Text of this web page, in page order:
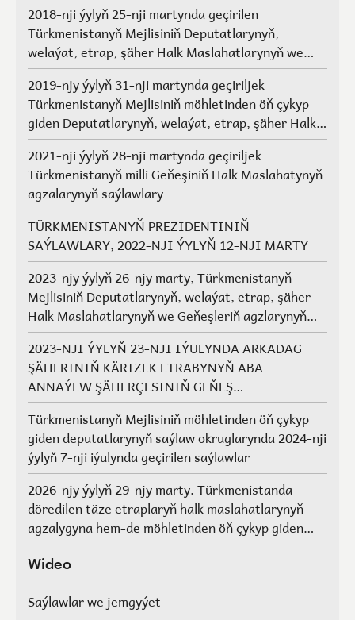
2018-nji ýylyň 25-nji martynda geçirilen
Türkmenistanyň Mejlisiniň Deputatlarynyň,
welaýat, etrap, şäher Halk Maslahatlarynyň we
Geňeşleriň agzalarynyň saýlawlary.
2019-njy ýylyň 31-nji martynda geçiriljek
Türkmenistanyň Mejlisiniň möhletinden öň çykyp
giden Deputatlarynyň, welaýat, etrap, şäher Halk
Maslahatlarynyň we Geňeşleriň agzalarynyň ýerine
saýlawlar
2021-nji ýylyň 28-nji martynda geçiriljek
Türkmenistanyň milli Geňeşiniň Halk Maslahatynyň
agzalarynyň saýlawlary
TÜRKMENISTANYŇ PREZIDENTINIŇ
SAÝLAWLARY, 2022-NJI ÝYLYŇ 12-NJI MARTY
2023-njy ýylyň 26-njy marty, Türkmenistanyň
Mejlisiniň Deputatlarynyň, welaýat, etrap, şäher
Halk Maslahatlarynyň we Geňeşleriň agzlarynyň
saýlawlary
2023-NJI ÝYLYŇ 23-NJI IÝULYNDA ARKADAG
ŞÄHERINIŇ KÄRIZEK ETRABYNYŇ ABA
ANNAÝEW ŞÄHERÇESINIŇ GEŇEŞ
AGZALARYNYŇ SAÝLAWLARY
Türkmenistanyň Mejlisiniň möhletinden öň çykyp
giden deputatlarynyň saýlaw okruglarynda 2024-nji
ýylyň 7-nji iýulynda geçirilen saýlawlar
2026-njy ýylyň 29-njy marty. Türkmenistanda
döredilen täze etraplaryň halk maslahatlarynyň
agzalygyna hem-de möhletinden öň çykyp giden
maslahatlarynyň we Geňeşleriň agzalarynyň ýerine
Wideo
Saýlawlar we jemgyýet